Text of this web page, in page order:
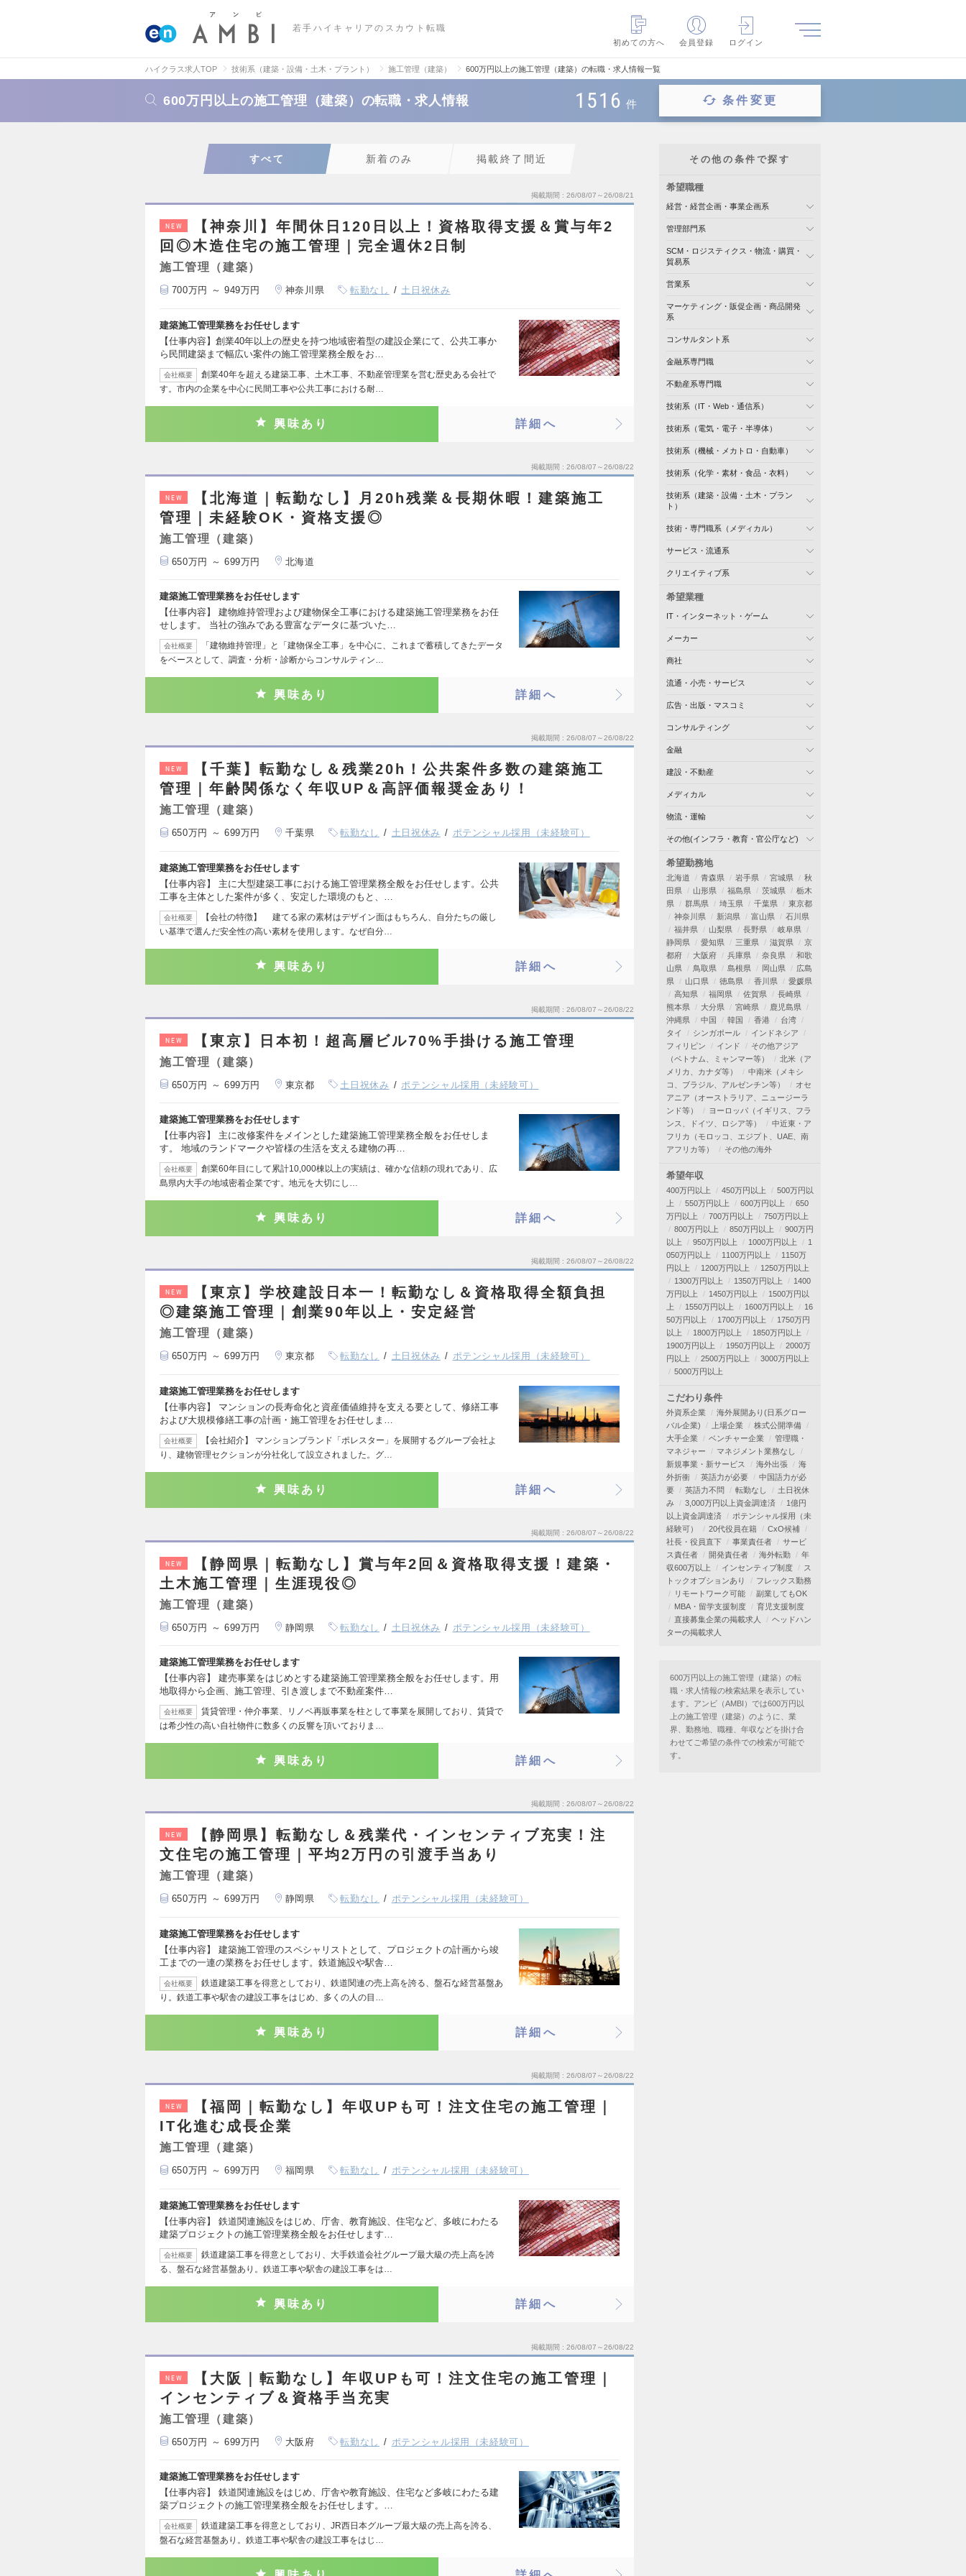
若手ハイキャリアのスカウト転職
初めての方へ
会員登録 ログイン
ハイクラス求人TOP 技術系（建築・設備・土木・プラント） 施工管理（建築） 600万円以上の施工管理（建築）の転職・求人情報一覧
600万円以上の施工管理（建築）の転職・求人情報 1516 件 条件変更
すべて 新着のみ 掲載終了間近
掲載期間 26/08/07～26/08/21
NEW
【神奈川】年間休日120日以上！資格取得支援＆賞与年2
回◎木造住宅の施工管理｜完全週休2日制
施工管理（建築）
700万円 ～ 949万円 神奈川県 転勤なし 土日祝休み
建築施工管理業務をお任せします
【仕事内容】創業40年以上の歴史を持つ地域密着型の建設企業にて、公共工事か
ら民間建築まで幅広い案件の施工管理業務全般をお…
会社概要
創業40年を超える建築工事、土木工事、不動産管理業を営む歴史ある会社で
す。市内の企業を中心に民間工事や公共工事における耐…
興味あり 詳細へ
掲載期間 26/08/07～26/08/22
NEW
【北海道｜転勤なし】月20h残業＆長期休暇！建築施工
管理｜未経験OK・資格支援◎
施工管理（建築）
650万円 ～ 699万円 北海道
建築施工管理業務をお任せします
【仕事内容】 建物維持管理および建物保全工事における建築施工管理業務をお任
せします。 当社の強みである豊富なデータに基づいた…
会社概要
「建物維持管理」と「建物保全工事」を中心に、これまで蓄積してきたデータ
をベースとして、調査・分析・診断からコンサルティン…
興味あり 詳細へ
掲載期間 26/08/07～26/08/22
NEW
【千葉】転勤なし＆残業20h！公共案件多数の建築施工
管理｜年齢関係なく年収UP＆高評価報奨金あり！
施工管理（建築）
650万円 ～ 699万円 千葉県 転勤なし 土日祝休み ポテンシャル採用（未経験可）
建築施工管理業務をお任せします
【仕事内容】 主に大型建築工事における施工管理業務全般をお任せします。公共
工事を主体とした案件が多く、安定した環境のもと、…
会社概要
【会社の特徴】 建てる家の素材はデザイン面はもちろん、自分たちの厳し
い基準で選んだ安全性の高い素材を使用します。なぜ自分…
興味あり 詳細へ
掲載期間 26/08/07～26/08/22
NEW 【東京】日本初！超高層ビル70%手掛ける施工管理
施工管理（建築）
650万円 ～ 699万円 東京都 土日祝休み ポテンシャル採用（未経験可）
建築施工管理業務をお任せします
【仕事内容】 主に改修案件をメインとした建築施工管理業務全般をお任せしま
す。 地域のランドマークや皆様の生活を支える建物の再…
会社概要
創業60年目にして累計10,000棟以上の実績は、確かな信頼の現れであり、広
島県内大手の地域密着企業です。地元を大切にし…
興味あり 詳細へ
掲載期間 26/08/07～26/08/22
NEW
【東京】学校建設日本一！転勤なし＆資格取得全額負担
◎建築施工管理｜創業90年以上・安定経営
施工管理（建築）
650万円 ～ 699万円 東京都 転勤なし 土日祝休み ポテンシャル採用（未経験可）
建築施工管理業務をお任せします
【仕事内容】 マンションの長寿命化と資産価値維持を支える要として、修繕工事
および大規模修繕工事の計画・施工管理をお任せしま…
会社概要
【会社紹介】 マンションブランド「ポレスター」を展開するグループ会社よ
り、建物管理セクションが分社化して設立されました。グ…
興味あり 詳細へ
掲載期間 26/08/07～26/08/22
NEW
【静岡県｜転勤なし】賞与年2回＆資格取得支援！建築・
土木施工管理｜生涯現役◎
施工管理（建築）
650万円 ～ 699万円 静岡県 転勤なし 土日祝休み ポテンシャル採用（未経験可）
建築施工管理業務をお任せします
【仕事内容】 建売事業をはじめとする建築施工管理業務全般をお任せします。用
地取得から企画、施工管理、引き渡しまで不動産案件…
会社概要
賃貸管理・仲介事業、リノベ再販事業を柱として事業を展開しており、賃貸で
は希少性の高い自社物件に数多くの反響を頂いておりま…
興味あり 詳細へ
掲載期間 26/08/07～26/08/22
NEW
【静岡県】転勤なし＆残業代・インセンティブ充実！注
文住宅の施工管理｜平均2万円の引渡手当あり
施工管理（建築）
650万円 ～ 699万円 静岡県 転勤なし ポテンシャル採用（未経験可）
建築施工管理業務をお任せします
【仕事内容】 建築施工管理のスペシャリストとして、プロジェクトの計画から竣
工までの一連の業務をお任せします。鉄道施設や駅舎…
会社概要
鉄道建築工事を得意としており、鉄道関連の売上高を誇る、盤石な経営基盤あ
り。鉄道工事や駅舎の建設工事をはじめ、多くの人の目…
興味あり 詳細へ
掲載期間 26/08/07～26/08/22
NEW
【福岡｜転勤なし】年収UPも可！注文住宅の施工管理｜
IT化進む成長企業
施工管理（建築）
650万円 ～ 699万円 福岡県 転勤なし ポテンシャル採用（未経験可）
建築施工管理業務をお任せします
【仕事内容】 鉄道関連施設をはじめ、庁舎、教育施設、住宅など、多岐にわたる
建築プロジェクトの施工管理業務全般をお任せします…
会社概要
鉄道建築工事を得意としており、大手鉄道会社グループ最大級の売上高を誇
る、盤石な経営基盤あり。鉄道工事や駅舎の建設工事をは…
興味あり 詳細へ
掲載期間 26/08/07～26/08/22
NEW
【大阪｜転勤なし】年収UPも可！注文住宅の施工管理｜
インセンティブ＆資格手当充実
施工管理（建築）
650万円 ～ 699万円 大阪府 転勤なし ポテンシャル採用（未経験可）
建築施工管理業務をお任せします
【仕事内容】 鉄道関連施設をはじめ、庁舎や教育施設、住宅など多岐にわたる建
築プロジェクトの施工管理業務全般をお任せします。…
会社概要
鉄道建築工事を得意としており、JR西日本グループ最大級の売上高を誇る、
盤石な経営基盤あり。鉄道工事や駅舎の建設工事をはじ…
その他の条件で探す
希望職種
経営・経営企画・事業企画系
管理部門系
SCM・ロジスティクス・物流・購買・
貿易系
営業系
マーケティング・販促企画・商品開発
系
コンサルタント系
金融系専門職
不動産系専門職
技術系（IT・Web・通信系）
技術系（電気・電子・半導体）
技術系（機械・メカトロ・自動車）
技術系（化学・素材・食品・衣料）
技術系（建築・設備・土木・プラン
ト）
技術・専門職系（メディカル）
サービス・流通系
クリエイティブ系
希望業種
IT・インターネット・ゲーム
メーカー
商社
流通・小売・サービス
広告・出版・マスコミ
コンサルティング
金融
建設・不動産
メディカル
物流・運輸
その他(インフラ・教育・官公庁など)
希望勤務地
北海道 青森県 岩手県 宮城県
秋
田県
山形県 福島県 茨城県
栃木
県
群馬県 埼玉県 千葉県
東京都
神奈川県
新潟県 富山県
石川県
福井県
山梨県 長野県
岐阜県
静岡県
愛知県 三重県 滋賀県
京
都府
大阪府 兵庫県 奈良県
和歌
山県
鳥取県 島根県 岡山県
広島
県
山口県 徳島県 香川県
愛媛県
高知県
福岡県 佐賀県
長崎県
熊本県
大分県 宮崎県
鹿児島県
沖縄県
中国 韓国 香港
台湾
タイ
シンガポール
インドネシア
フィリピン
インド
その他アジア
（ベトナム、ミャンマー等）
北米（ア
メリカ、カナダ等）
中南米（メキシ
コ、ブラジル、アルゼンチン等）
オセ
アニア（オーストラリア、ニュージーラ
ンド等）
ヨーロッパ（イギリス、フラ
ンス、ドイツ、ロシア等）
中近東・ア
フリカ（モロッコ、エジプト、UAE、南
アフリカ等）
その他の海外
希望年収
400万円以上 450万円以上
500万円以
上
550万円以上 600万円以上
650
万円以上
700万円以上
750万円以上
800万円以上
850万円以上
900万円
以上
950万円以上 1000万円以上
1
050万円以上
1100万円以上
1150万
円以上
1200万円以上
1250万円以上
1300万円以上
1350万円以上
1400
万円以上
1450万円以上
1500万円以
上
1550万円以上 1600万円以上
16
50万円以上
1700万円以上
1750万円
以上
1800万円以上
1850万円以上
1900万円以上
1950万円以上
2000万
円以上
2500万円以上
3000万円以上
5000万円以上
こだわり条件
外資系企業
海外展開あり(日系グロー
バル企業)
上場企業
株式公開準備
大手企業
ベンチャー企業
管理職・
マネジャー
マネジメント業務なし
新規事業・新サービス
海外出張
海
外折衝
英語力が必要
中国語力が必
要
英語力不問 転勤なし
土日祝休
み
3,000万円以上資金調達済
1億円
以上資金調達済
ポテンシャル採用（未
経験可）
20代役員在籍
CxO候補
社長・役員直下
事業責任者
サービ
ス責任者
開発責任者 海外転勤
年
収600万以上
インセンティブ制度
ス
トックオプションあり
フレックス勤務
リモートワーク可能
副業してもOK
MBA・留学支援制度
育児支援制度
直接募集企業の掲載求人
ヘッドハン
ターの掲載求人
600万円以上の施工管理（建築）の転
職・求人情報の検索結果を表示してい
ます。アンビ（AMBI）では600万円以
上の施工管理（建築）のように、業
界、勤務地、職種、年収などを掛け合
わせてご希望の条件での検索が可能で
す。